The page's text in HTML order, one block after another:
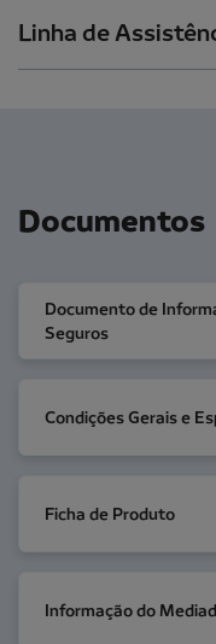
Linha de
Documentos
Documento de
Seguros
Documento de
Condições Gerais e
Ficha de Produto
Informação do